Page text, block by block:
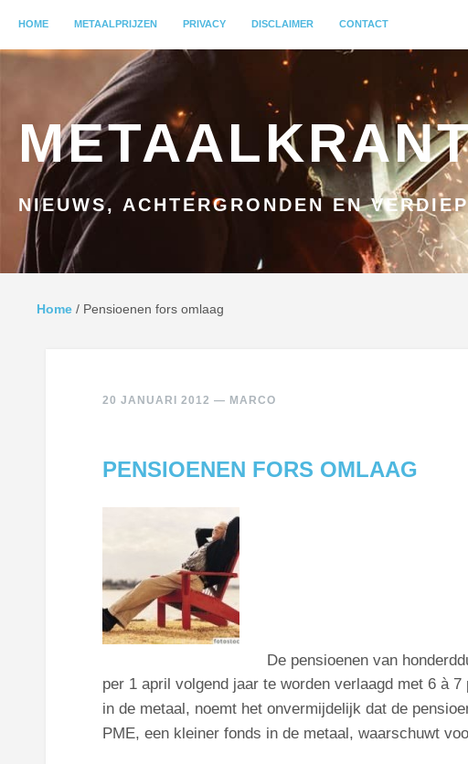
GA NAAR INHOUD
HOME METAALPRIJZEN PRIVACY DISCLAIMER CONTACT
NIEUWS, ACHTERGRONDEN EN
Home / Pensioenen fors omlaag
20 JANUARI 2012 — MARCO
PENSIOENEN FORS OMLAAG
De pensioenen van
per 1 april volgend jaar te worden verlaagd met 6 à
in de metaal, noemt het onvermijdelijk dat de
PME, een kleiner fonds in de metaal, waarschuwt